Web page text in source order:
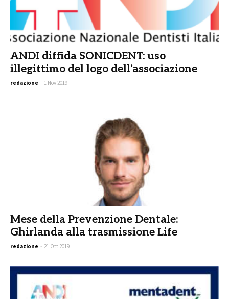
ANDI diffida SONICDENT: uso
illegittimo del logo dell’associazione
redazione - 1 Nov 2019
Mese della Prevenzione Dentale:
Ghirlanda alla trasmissione Life
redazione - 21 Ott 2019